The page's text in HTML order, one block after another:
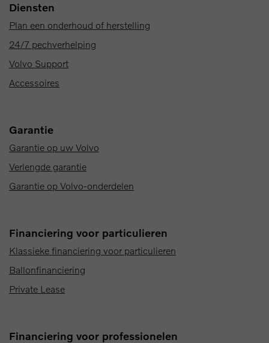
Diensten
Plan een onderhoud of herstelling
24/7 pechverhelping
Volvo Support
Accessoires
Garantie
Garantie op uw Volvo
Verlengde garantie
Garantie op Volvo-onderdelen
Financiering voor particulieren
Klassieke financiering voor particulieren
Ballonfinanciering
Private Lease
Financiering voor professionelen